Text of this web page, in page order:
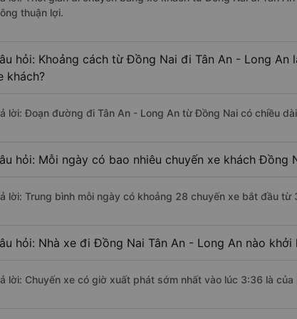
thuận lợi.
hỏi: Khoảng cách từ Đồng Nai đi Tân An - Long An
khách?
lời: Đoạn đường đi Tân An - Long An từ Đồng Nai có chiều
hỏi: Mỗi ngày có bao nhiêu chuyến xe khách Đồng
lời: Trung bình mỗi ngày có khoảng 28 chuyến xe bắt đầu từ
hỏi: Nhà xe đi Đồng Nai Tân An - Long An nào khởi
lời: Chuyến xe có giờ xuất phát sớm nhất vào lúc 3:36 là của